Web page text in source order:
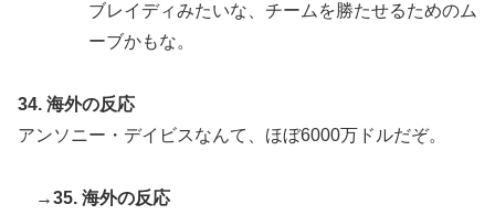
ブレイディみたいな、チームを勝たせるためのム
ーブかもな。
34. 海外の反応
アンソニー・デイビスなんて、ほぼ6000万ドルだぞ。
→35. 海外の反応